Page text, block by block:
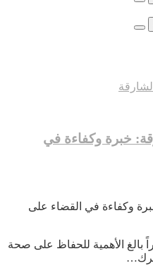
خبرة وكفاءة في
وكفاءة في القضاء على
بالغ الأهمية للحفاظ على صحة
شرك…